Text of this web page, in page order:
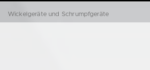
Wickelgeräte und Schrumpfgeräte